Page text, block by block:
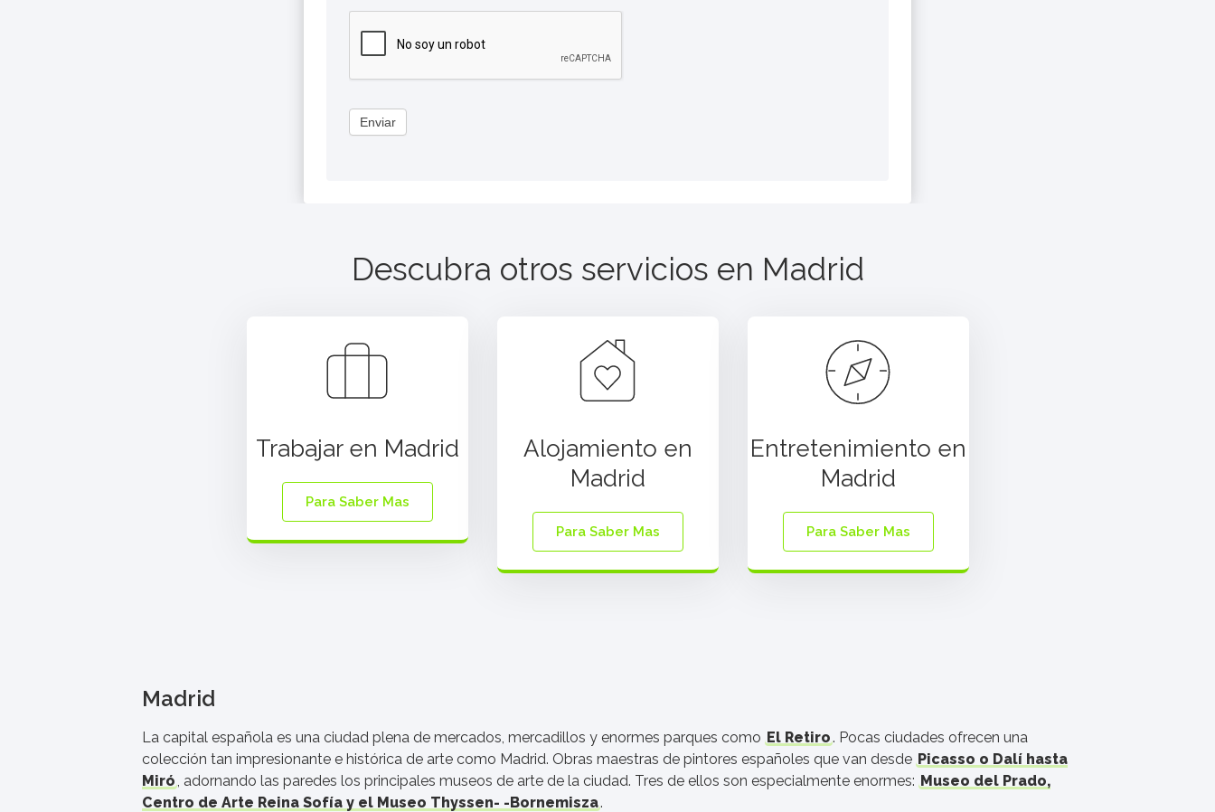
Enviar
Descubra otros servicios en Madrid
Trabajar en Madrid
Para Saber Mas
Alojamiento en
Madrid
Para Saber Mas
Entretenimiento en
Madrid
Para Saber Mas
Madrid
La capital española es una ciudad plena de mercados, mercadillos y enormes parques como El Retiro. Pocas ciudades ofrecen una
colección tan impresionante e histórica de arte como Madrid. Obras maestras de pintores españoles que van desde Picasso o Dalí hasta
Miró, adornando las paredes los principales museos de arte de la ciudad. Tres de ellos son especialmente enormes: Museo del Prado,
Centro de Arte Reina Sofía y el Museo Thyssen- -Bornemisza.